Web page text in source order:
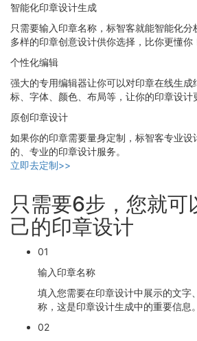
智能化印章设计生成
只需要输入印章名称，标智客就能智能化
多样的印章创意设计供你选择，比你更懂你
个性化编辑
强大的专用编辑器让你可以对印章在线生成
标、字体、颜色、布局等，让你的印章设计
原创印章设计
如果你的印章需要量身定制，标智客专业设
的、专业的印章设计服务。
立即去定制>>
只需要6步，您就可
己的印章设计
01
输入印章名称
填入您需要在印章设计中展示的文字
称，这是印章设计生成中的重要信息。
02